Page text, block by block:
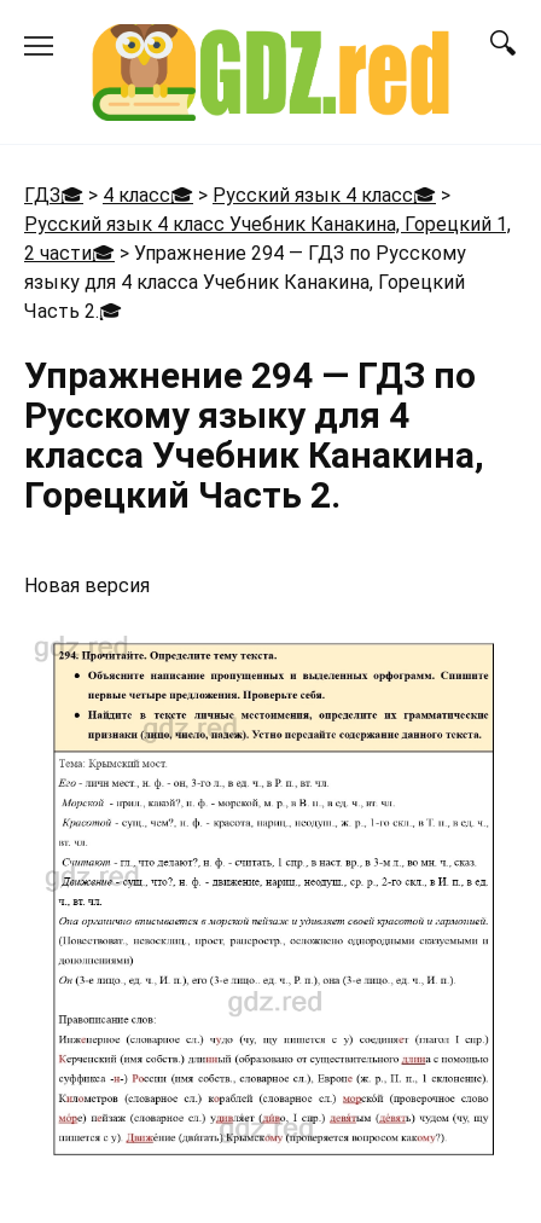
ГДЗ🎓 > 4 класс🎓 > Русский язык 4 класс🎓 >
Русский язык 4 класс Учебник Канакина, Горецкий 1,
2 части🎓 > Упражнение 294 — ГДЗ по Русскому
языку для 4 класса Учебник Канакина, Горецкий
Часть 2.🎓
Упражнение 294 — ГДЗ по
Русскому языку для 4
класса Учебник Канакина,
Горецкий Часть 2.
Новая версия